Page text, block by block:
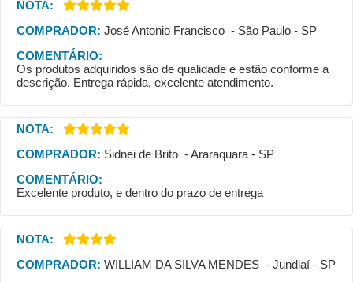
NOTA:
COMPRADOR: José Antonio Francisco - São Paulo - SP
COMENTÁRIO:
Os produtos adquiridos são de qualidade e estão conforme a
descrição. Entrega rápida, excelente atendimento.
NOTA:
COMPRADOR: Sidnei de Brito - Araraquara - SP
COMENTÁRIO:
Excelente produto, e dentro do prazo de entrega
NOTA:
COMPRADOR: WILLIAM DA SILVA MENDES - Jundiaí - SP